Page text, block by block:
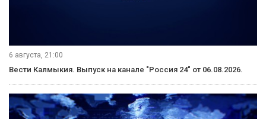
6 августа, 21:00
Вести Калмыкия. Выпуск на канале "Россия 24" от 06.08.2026.